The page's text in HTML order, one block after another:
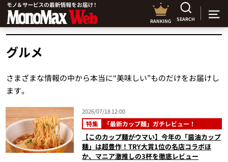
RANKING SEARCH
グルメ
さまざまな情報の中から本当に“美味しい”ものだけをお届けし
ます。
2026/07/18 12:00
特集 「最新カップ麺」ガチレビュー！
【このカップ麺がウマい】今年の「醤油カップ
麺」は超豊作！TRY大賞1位の名店コラボほ
か、マニア激推しの3杯を徹底レビュー